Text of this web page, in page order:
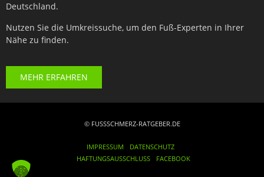
Deutschland.
Nutzen Sie die Umkreissuche, um den Fuß-Experten in Ihrer
Nähe zu finden.
MEHR ERFAHREN
© FUSSSCHMERZ-RATGEBER.DE
IMPRESSUM
DATENSCHUTZ
HAFTUNGSAUSSCHLUSS
FACEBOOK